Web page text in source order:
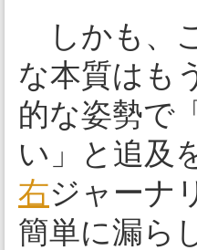
しかも、
な本質はも
的な姿勢で
い」と追及
右ジャーナ
簡単に漏ら